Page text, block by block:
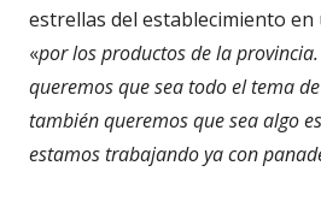
estrellas del establecimiento en
«por los productos de la
queremos que sea todo el tema
también queremos que sea algo
estamos trabajando ya con